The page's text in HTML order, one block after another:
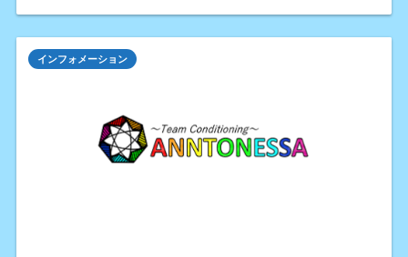
インフォメーション